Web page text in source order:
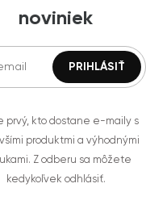
noviniek
prvý, kto dostane e-maily s
produktmi a výhodnými
Z odberu sa môžete
kedykoľvek odhlásiť.